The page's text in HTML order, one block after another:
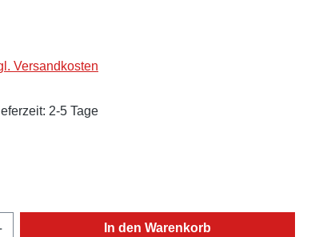
Versandkosten
2-5 Tage
nicht verfügbar.)
Gib den gewünschten Wert ein
In den Warenkorb